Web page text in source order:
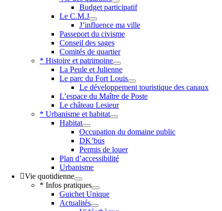
Budget participatif
Le C.M.J
J’influence ma ville
Passeport du civisme
Conseil des sages
Comités de quartier
* Histoire et patrimoine
La Peule et Julienne
Le parc du Fort Louis
Le développement touristique des canaux
L’espace du Maître de Poste
Le château Lesieur
* Urbanisme et habitat
Habitat
Occupation du domaine public
DK’bus
Permis de louer
Plan d’accessibilité
Urbanisme
Vie quotidienne
* Infos pratiques
Guichet Unique
Actualités